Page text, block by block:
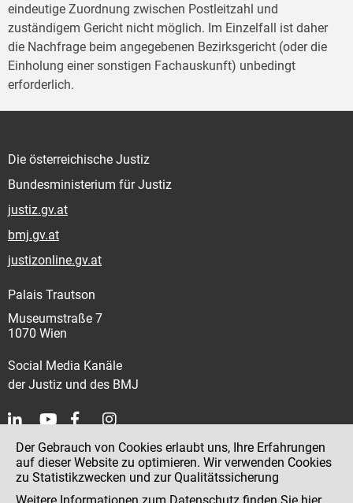
eindeutige Zuordnung zwischen Postleitzahl und
zuständigem Gericht nicht möglich. Im Einzelfall ist daher
die Nachfrage beim angegebenen Bezirksgericht (oder die
Einholung einer sonstigen Fachauskunft) unbedingt
erforderlich.
Die österreichische Justiz
Bundesministerium für Justiz
justiz.gv.at
bmj.gv.at
justizonline.gv.at
Palais Trautson
Museumstraße 7
1070 Wien
Social Media Kanäle
der Justiz und des BMJ
Kontakt
Impressum
Der Gebrauch von Cookies erlaubt uns, Ihre Erfahrungen
auf dieser Website zu optimieren. Wir verwenden Cookies
zu Statistikzwecken und zur Qualitätssicherung